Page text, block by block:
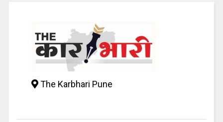
The Karbhari Pune